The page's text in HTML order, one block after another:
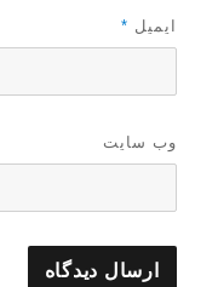
ایمیل *
وب‌ سایت